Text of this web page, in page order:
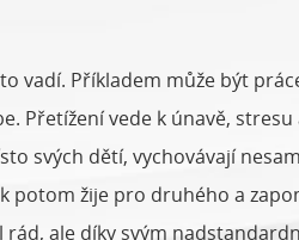
vadí. Příkladem může být
Přetížení vede k únavě,
svých dětí, vychovávají
potom žije pro druhého a
ale díky svým